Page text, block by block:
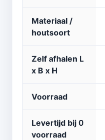
Materiaal /
houtsoort
Zelf afhalen L
x B x H
Voorraad
Levertijd bij 0
voorraad